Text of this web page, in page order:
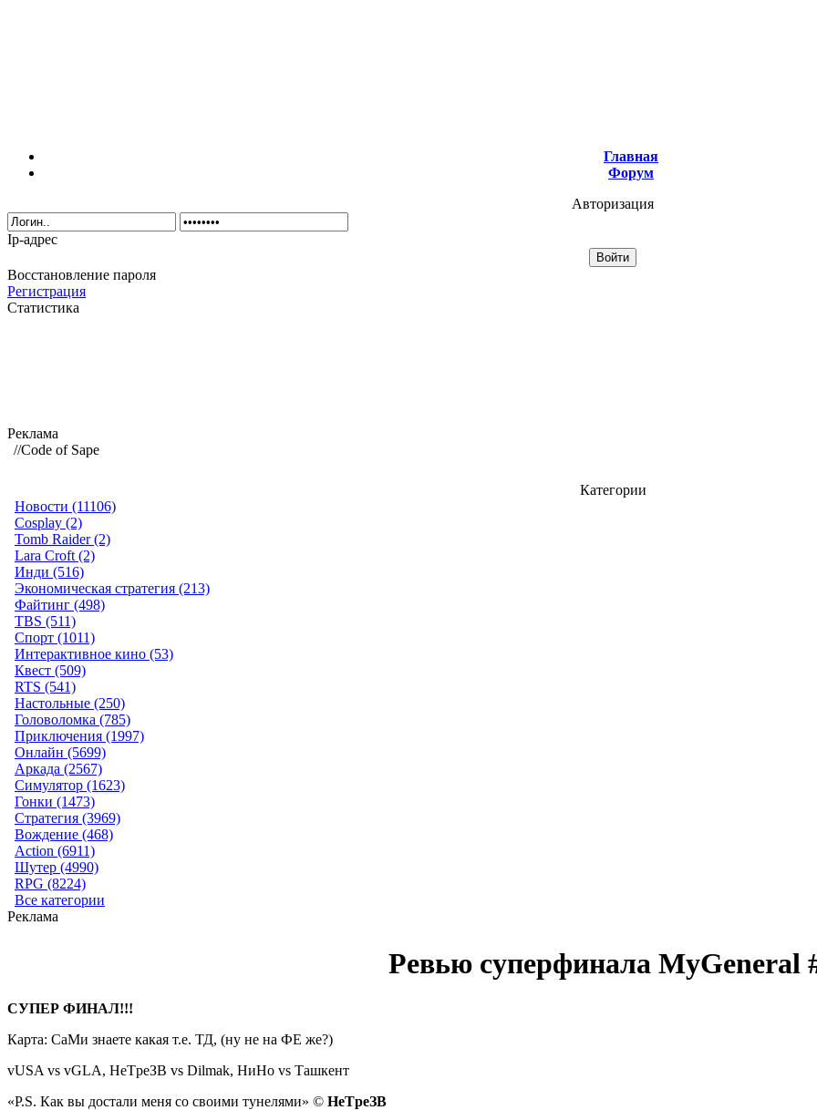
Главная
Форум
Авторизация
Ip-адрес
Восстановление пароля
Регистрация
Статистика
Реклама
//Code of Sape
Категории
Новости (11106)
Cosplay (2)
Tomb Raider (2)
Lara Croft (2)
Инди (516)
Экономическая стратегия (213)
Файтинг (498)
TBS (511)
Спорт (1011)
Интерактивное кино (53)
Квест (509)
RTS (541)
Настольные (250)
Головоломка (785)
Приключения (1997)
Онлайн (5699)
Аркада (2567)
Симулятор (1623)
Гонки (1473)
Стратегия (3969)
Вождение (468)
Action (6911)
Шутер (4990)
RPG (8224)
Все категории
Реклама
Ревью суперфинала MyGeneral
СУПЕР ФИНАЛ!!!
Карта: СаМи знаете какая т.е. ТД, (ну не на ФЕ же?)
vUSA vs vGLA, НeТpeЗВ vs Dilmak, НиНо vs Ташкент
«P.S. Как вы достали меня со своими тунелями» © НeТpeЗВ